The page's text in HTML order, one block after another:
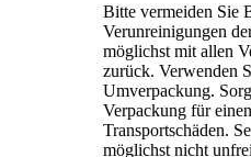
Bitte vermeiden Sie
Verunreinigungen
möglichst mit allen
zurück. Verwenden
Umverpackung.
Verpackung für
Transportschäden.
möglichst nicht